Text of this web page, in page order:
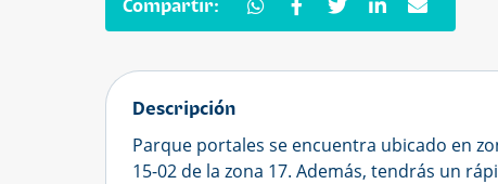
Compartir:
Descripción
Parque portales se encuentra ubicado en
15-02 de la zona 17. Además, tendrás un